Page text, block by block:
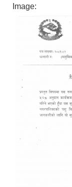
Image: